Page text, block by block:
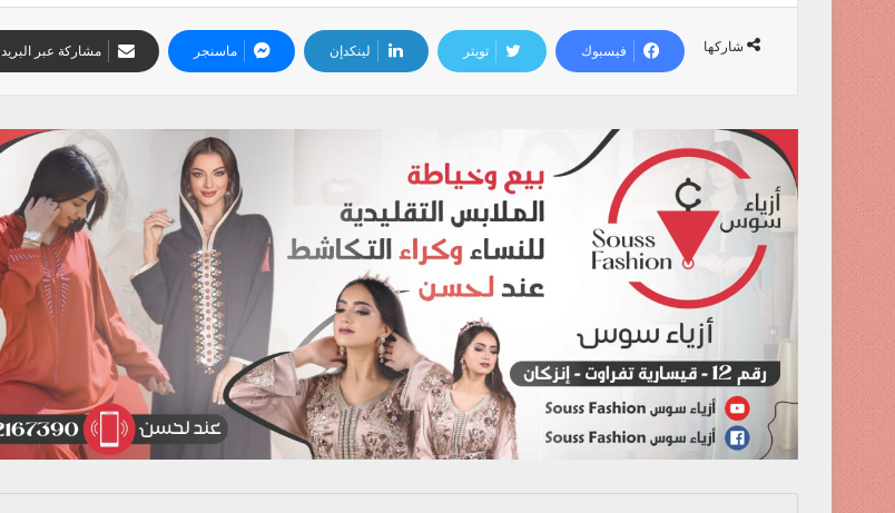
شاركها فيسبوك تويتر لينكدإن ماسنجر مشاركة عبر البريد